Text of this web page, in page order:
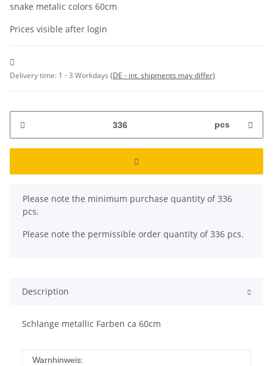
snake metalic colors 60cm
Prices visible after login
Delivery time: 1 - 3 Workdays (DE - int. shipments may differ)
pcs
x
Please note the minimum purchase quantity of 336
pcs.
Please note the permissible order quantity of 336 pcs.
Description
Schlange metallic Farben ca 60cm
Warnhinweis: